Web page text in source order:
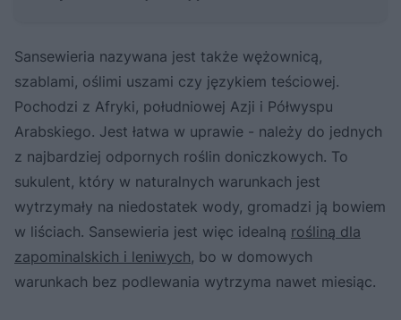
Sansewieria nazywana jest także wężownicą,
szablami, oślimi uszami czy językiem teściowej.
Pochodzi z Afryki, południowej Azji i Półwyspu
Arabskiego. Jest łatwa w uprawie - należy do jednych
z najbardziej odpornych roślin doniczkowych. To
sukulent, który w naturalnych warunkach jest
wytrzymały na niedostatek wody, gromadzi ją bowiem
w liściach. Sansewieria jest więc idealną rośliną dla
zapominalskich i leniwych, bo w domowych
warunkach bez podlewania wytrzyma nawet miesiąc.